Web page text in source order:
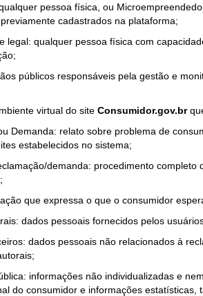
pessoa física, ou
cadastrados na plataforma;
legal: qualquer pessoa física com
públicos responsáveis pela gestão e
virtual do site Consumidor.gov.br
Demanda: relato sobre problema de
estabelecidos no sistema;
demanda: procedimento
que expressa o que o consumidor
dados pessoais fornecidos pelos
dados pessoais não relacionados à
informações não individualizadas e
do consumidor e informações